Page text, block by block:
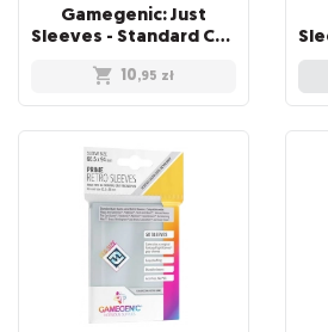
Gamegenic: Just
Sleeves - Standard Card Game Sleeves (66x91 mm), Czarne, 50 sztuk
10,95 zł